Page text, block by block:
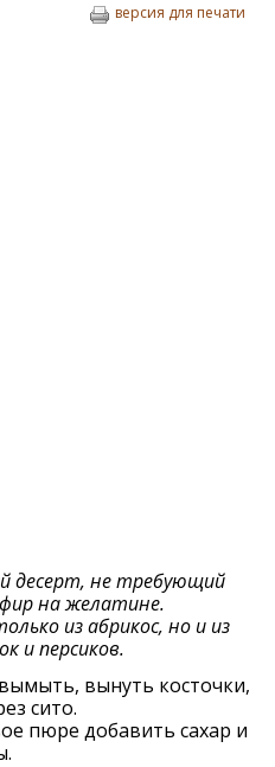
версия для печати
десерт, не требующий
на желатине.
из абрикос, но и из
и персиков.
вынуть косточки,
сито.
пюре добавить сахар и